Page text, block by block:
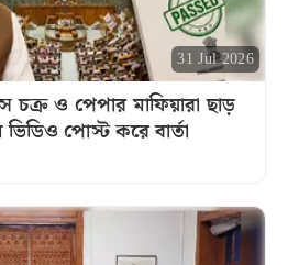
31 Jul 2026
ও পেপার মাফিয়ারা ছাড়
ভিডিও পোস্ট করে বার্তা